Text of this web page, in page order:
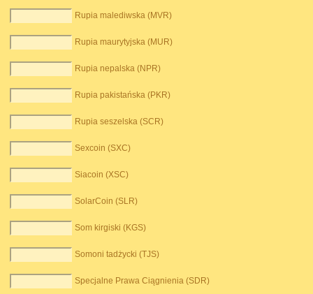
Rupia malediwska (MVR)
Rupia maurytyjska (MUR)
Rupia nepalska (NPR)
Rupia pakistańska (PKR)
Rupia seszelska (SCR)
Sexcoin (SXC)
Siacoin (XSC)
SolarCoin (SLR)
Som kirgiski (KGS)
Somoni tadżycki (TJS)
Specjalne Prawa Ciągnienia (SDR)